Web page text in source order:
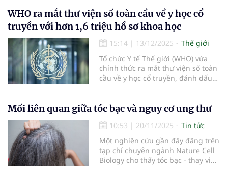
của con người.
WHO ra mắt thư viện số toàn cầu về y học cổ
truyền với hơn 1,6 triệu hồ sơ khoa học
15:14 | 13/12/2025
Thế giới
Tổ chức Y tế Thế giới (WHO) vừa
chính thức ra mắt thư viện số toàn
cầu về y học cổ truyền, đánh dấu
cổ truyền trên thế giới.
Mối liên quan giữa tóc bạc và nguy cơ ung thư
10:53 | 20/11/2025
Tin tức
Một nghiên cứu gần đây đăng trên
tạp chí chuyên ngành Nature Cell
Biology cho thấy tóc bạc - thay vì